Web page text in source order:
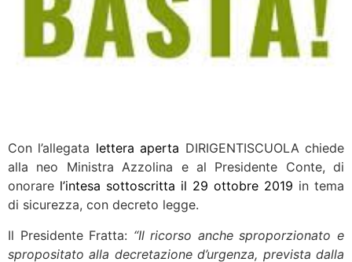
Con l’allegata lettera aperta DIRIGENTISCUOLA chiede
alla neo Ministra Azzolina e al Presidente Conte, di
onorare l’intesa sottoscritta il 29 ottobre 2019 in tema
di sicurezza, con decreto legge.
Il Presidente Fratta: “Il ricorso anche sproporzionato e
spropositato alla decretazione d’urgenza, prevista dalla